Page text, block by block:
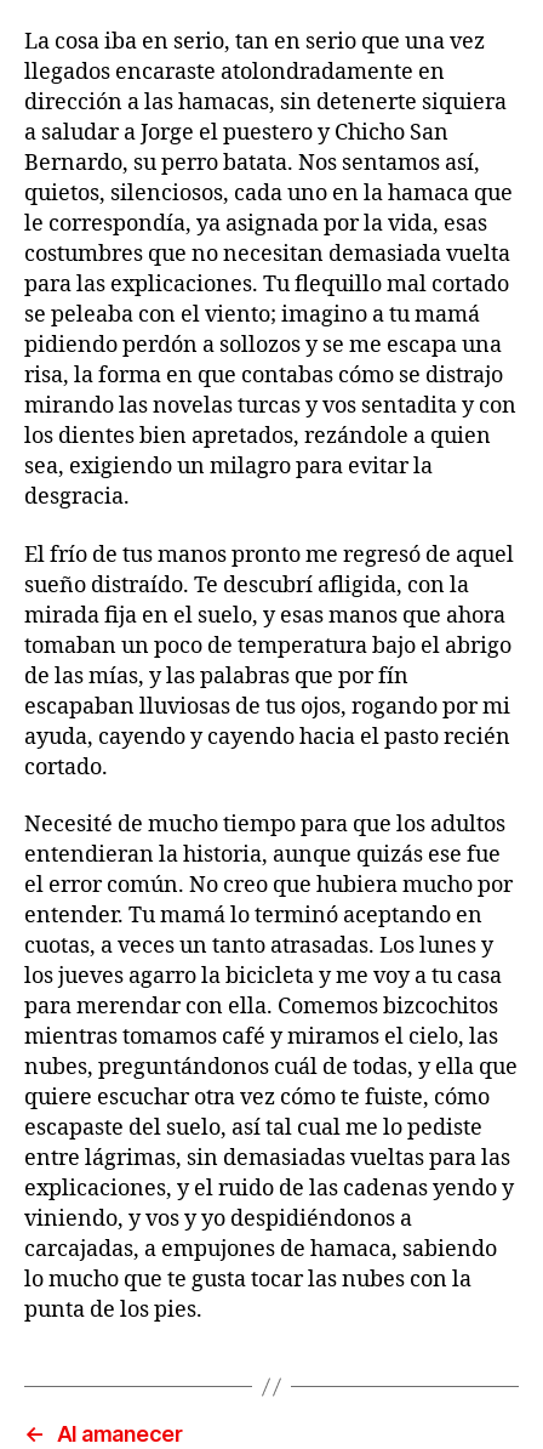
La cosa iba en serio, tan en serio que una vez
llegados encaraste atolondradamente en
dirección a las hamacas, sin detenerte siquiera
a saludar a Jorge el puestero y Chicho San
Bernardo, su perro batata. Nos sentamos así,
quietos, silenciosos, cada uno en la hamaca que
le correspondía, ya asignada por la vida, esas
costumbres que no necesitan demasiada vuelta
para las explicaciones. Tu flequillo mal cortado
se peleaba con el viento; imagino a tu mamá
pidiendo perdón a sollozos y se me escapa una
risa, la forma en que contabas cómo se distrajo
mirando las novelas turcas y vos sentadita y con
los dientes bien apretados, rezándole a quien
sea, exigiendo un milagro para evitar la
desgracia.
El frío de tus manos pronto me regresó de aquel
sueño distraído. Te descubrí afligida, con la
mirada fija en el suelo, y esas manos que ahora
tomaban un poco de temperatura bajo el abrigo
de las mías, y las palabras que por fín
escapaban lluviosas de tus ojos, rogando por mi
ayuda, cayendo y cayendo hacia el pasto recién
cortado.
Necesité de mucho tiempo para que los adultos
entendieran la historia, aunque quizás ese fue
el error común. No creo que hubiera mucho por
entender. Tu mamá lo terminó aceptando en
cuotas, a veces un tanto atrasadas. Los lunes y
los jueves agarro la bicicleta y me voy a tu casa
para merendar con ella. Comemos bizcochitos
mientras tomamos café y miramos el cielo, las
nubes, preguntándonos cuál de todas, y ella que
quiere escuchar otra vez cómo te fuiste, cómo
escapaste del suelo, así tal cual me lo pediste
entre lágrimas, sin demasiadas vueltas para las
explicaciones, y el ruido de las cadenas yendo y
viniendo, y vos y yo despidiéndonos a
carcajadas, a empujones de hamaca, sabiendo
lo mucho que te gusta tocar las nubes con la
punta de los pies.
← Al amanecer